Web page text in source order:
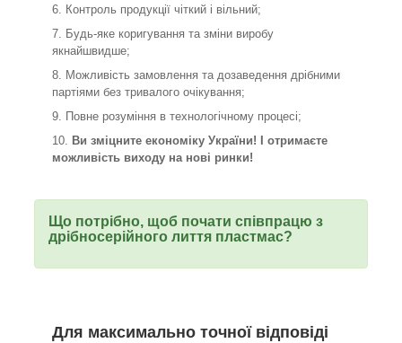
Контроль продукції чіткий і вільний;
Будь-яке коригування та зміни виробу
якнайшвидше;
Можливість замовлення та дозаведення дрібними
партіями без тривалого очікування;
Повне розуміння в технологічному процесі;
Ви зміцните економіку України! І отримаєте
можливість виходу на нові ринки!
Що потрібно, щоб почати співпрацю з
дрібносерійного лиття пластмас?
Для максимально точної відповіді